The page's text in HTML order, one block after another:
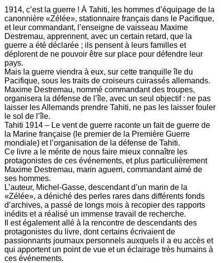
1914, c’est la guerre ! À Tahiti, les hommes d’équipage de la
canonnière «Zélée», stationnaire français dans le Pacifique,
et leur commandant, l’enseigne de vaisseau Maxime
Destremau, apprennent, avec un certain retard, que la
guerre a été déclarée ; ils pensent à leurs familles et
déplorent de ne pouvoir être sur place pour défendre leur
pays.
Mais la guerre viendra à eux, sur cette tranquille île du
Pacifique, sous les traits de croiseurs cuirassés allemands.
Maxime Destremau, nommé commandant des troupes,
organisera la défense de l’île, avec un seul objectif : ne pas
laisser les Allemands prendre Tahiti, ne pas les laisser fouler
le sol de l’île.
Tahiti 1914 – Le vent de guerre raconte un fait de guerre de
la Marine française (le premier de la Première Guerre
mondiale) et l’organisation de la défense de Tahiti.
Ce livre a le mérite de nous faire mieux connaître les
protagonistes de ces événements, et plus particulièrement
Maxime Destremau, marin aguerri, commandant aimé de
ses hommes.
L’auteur, Michel-Gasse, descendant d’un marin de la
«Zélée», a déniché des perles rares dans différents fonds
d’archives, a passé de longs mois à recopier des rapports
inédits et a réalisé un immense travail de recherche.
Il est également allé à la rencontre de descendants des
protagonistes du livre, dont certains écrivaient de
passionnants journaux personnels auxquels il a eu accès et
qui apportent un point de vue et un éclairage très humains à
ces événements.